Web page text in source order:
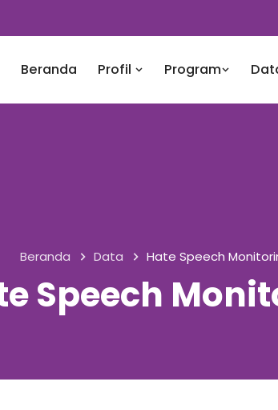
Beranda Profil Program
Beranda Data Hate Speech
Speech